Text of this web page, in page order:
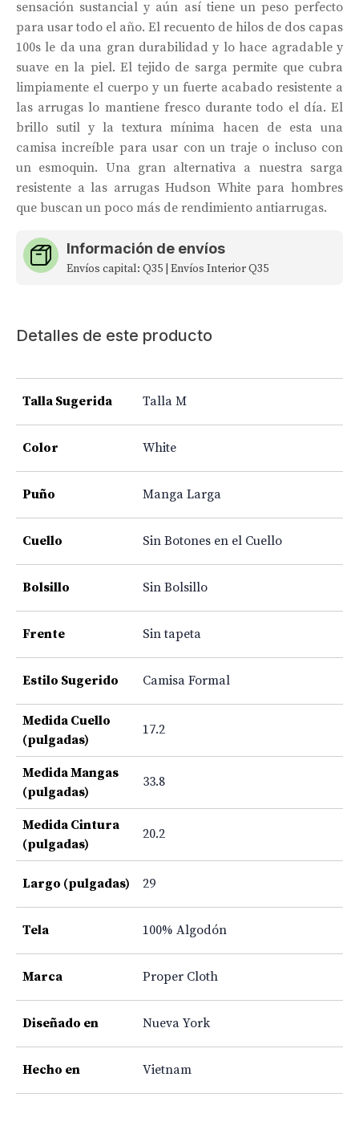
sensación sustancial y aún así tiene un peso perfecto
para usar todo el año. El recuento de hilos de dos capas
100s le da una gran durabilidad y lo hace agradable y
suave en la piel. El tejido de sarga permite que cubra
limpiamente el cuerpo y un fuerte acabado resistente a
las arrugas lo mantiene fresco durante todo el día. El
brillo sutil y la textura mínima hacen de esta una
camisa increíble para usar con un traje o incluso con
un esmoquin. Una gran alternativa a nuestra sarga
resistente a las arrugas Hudson White para hombres
que buscan un poco más de rendimiento antiarrugas.
Información de envíos
Envíos capital: Q35 | Envíos Interior Q35
Detalles de este producto
Talla Sugerida Talla M
Color White
Puño Manga Larga
Cuello Sin Botones en el Cuello
Bolsillo Sin Bolsillo
Frente Sin tapeta
Estilo Sugerido Camisa Formal
Medida Cuello
(pulgadas)
17.2
Medida Mangas
(pulgadas)
33.8
Medida Cintura
(pulgadas)
20.2
Largo (pulgadas) 29
Tela 100% Algodón
Marca Proper Cloth
Diseñado en Nueva York
Hecho en Vietnam